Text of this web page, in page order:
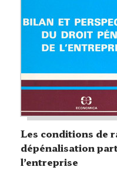
Les conditions de
dépénalisation
l’entreprise